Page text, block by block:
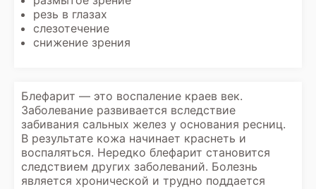
резь в глазах
слезотечение
снижение зрения
Блефарит — это воспаление краев век.
Заболевание развивается вследствие
забивания сальных желез у основания ресниц.
В результате кожа начинает краснеть и
воспаляться. Нередко блефарит становится
следствием других заболеваний. Болезнь
является хронической и трудно поддается